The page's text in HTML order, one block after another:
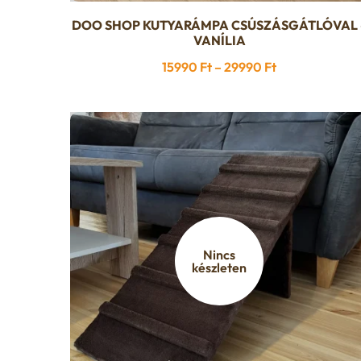
Ennek
a
terméknek
variációja
van.
A
változatok
a
termékoldalon
választhatók
ki
DOO SHOP KUTYARÁMPA CSÚSZÁSGÁTLÓVAL
VANÍLIA
15990 Ft – 29990 FtÁrtartomány:
-
29990 Ft
Nincs
készleten